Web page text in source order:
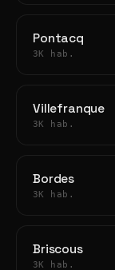
Pontacq
3K hab.
Villefranque
3K hab.
Bordes
3K hab.
Briscous
3K hab.